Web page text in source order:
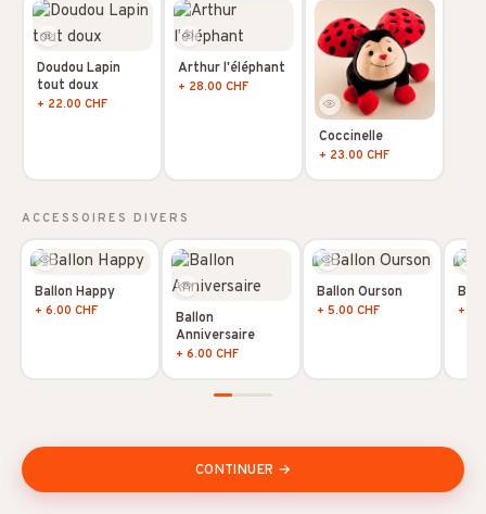
Doudou Lapin
tout doux
+ 22.00 CHF
Arthur l'éléphant
+ 28.00 CHF
Coccinelle
+ 23.00 CHF
ACCESSOIRES DIVERS
Ballon Happy
+ 6.00 CHF
Ballon
Anniversaire
+ 6.00 CHF
Ballon Ourson
+ 5.00 CHF +
CONTINUER →